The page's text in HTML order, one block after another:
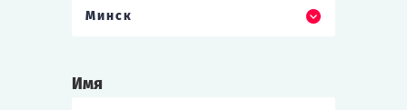
Минск
Имя